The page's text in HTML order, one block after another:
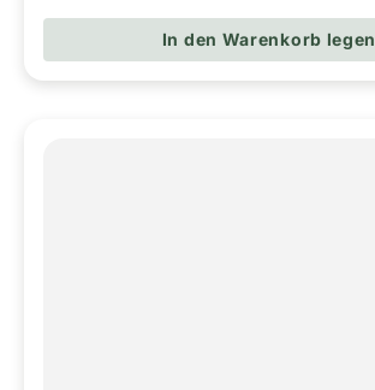
In den Warenkorb legen